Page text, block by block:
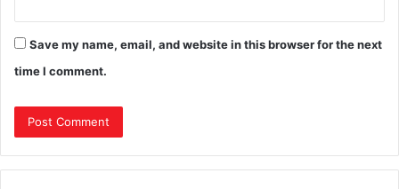
Save my name, email, and website in this browser for the next
time I comment.